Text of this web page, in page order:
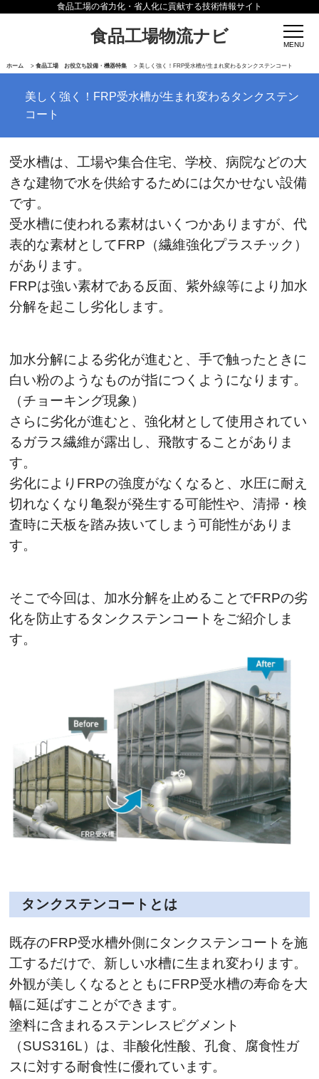
食品工場の省力化・省人化に貢献する技術情報サイト
食品工場物流ナビ
ホーム > 食品工場 お役立ち設備・機器特集 > 美しく強く！FRP受水槽が生まれ変わるタンクステンコート
美しく強く！FRP受水槽が生まれ変わるタンクステン
コート
受水槽は、工場や集合住宅、学校、病院などの大
きな建物で水を供給するためには欠かせない設備
です。
受水槽に使われる素材はいくつかありますが、代
表的な素材としてFRP（繊維強化プラスチック）
があります。
FRPは強い素材である反面、紫外線等により加水
分解を起こし劣化します。
加水分解による劣化が進むと、手で触ったときに
白い粉のようなものが指につくようになります。
（チョーキング現象）
さらに劣化が進むと、強化材として使用されてい
るガラス繊維が露出し、飛散することがありま
す。
劣化によりFRPの強度がなくなると、水圧に耐え
切れなくなり亀裂が発生する可能性や、清掃・検
査時に天板を踏み抜いてしまう可能性がありま
す。
そこで今回は、加水分解を止めることでFRPの劣
化を防止するタンクステンコートをご紹介しま
す。
タンクステンコートとは
既存のFRP受水槽外側にタンクステンコートを施
工するだけで、新しい水槽に生まれ変わります。
外観が美しくなるとともにFRP受水槽の寿命を大
幅に延ばすことができます。
塗料に含まれるステンレスピグメント
（SUS316L）は、非酸化性酸、孔食、腐食性ガ
スに対する耐食性に優れています。